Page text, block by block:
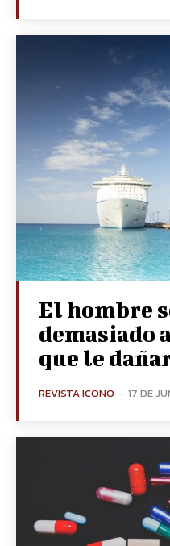
El hombre
demasiado
que le
REVISTA ICONO - 17 DE